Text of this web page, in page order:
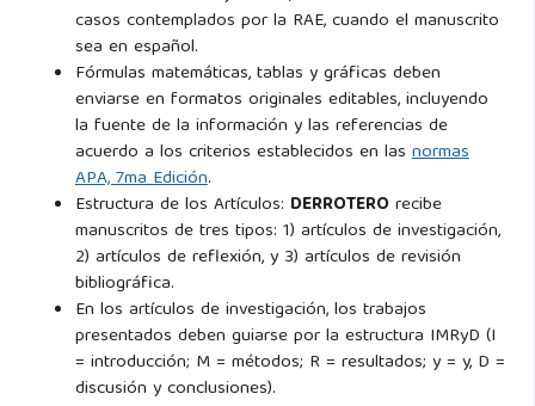
casos contemplados por la RAE, cuando el manuscrito
sea en español.
Fórmulas matemáticas, tablas y gráficas deben
enviarse en formatos originales editables, incluyendo
la fuente de la información y las referencias de
acuerdo a los criterios establecidos en lasnormas
APA, 7ma Edición.
Estructura de los Artículos: DERROTERO recibe
manuscritos de tres tipos: 1) artículos de investigación,
2) artículos de reflexión, y 3) artículos de revisión
bibliográfica.
En los artículos de investigación, los trabajos
presentados deben guiarse por la estructura IMRyD (I
= introducción; M = métodos; R = resultados; y = y, D =
discusión y conclusiones).